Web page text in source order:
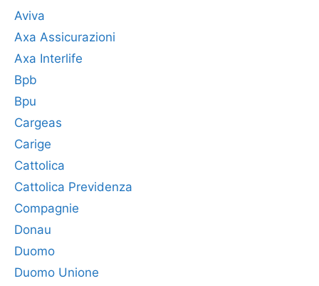
Aviva
Axa Assicurazioni
Axa Interlife
Bpb
Bpu
Cargeas
Carige
Cattolica
Cattolica Previdenza
Compagnie
Donau
Duomo
Duomo Unione